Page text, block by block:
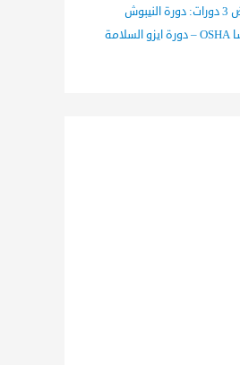
عرض 3 دورات: دورة النيبوش
Nebosh – دورة الاوشا OSHA – دورة ايزو السلامة